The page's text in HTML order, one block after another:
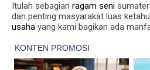
Itulah sebagian ragam seni
dan penting masyarakat luas
usaha yang kami bagikan ada